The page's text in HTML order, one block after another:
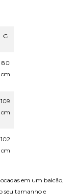
G
80
cm
109
cm
102
cm
em um balcão,
seu tamanho e